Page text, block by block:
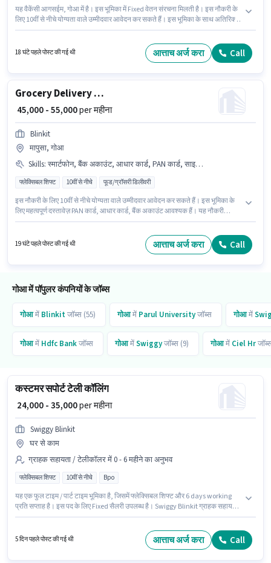
यह वैकेंसी आगसईम, गोआ में है। इस भूमिका में Fixed वेतन संरचना मिलती है। इस नौकरी के
लिए 10वीं से नीचे योग्यता वाले उम्मीदवार आवेदन कर सकते हैं। इस भूमिका के साथ अतिरिक्त
जैसी स्किल्स होनी चाहिए।
18 घंटे पहले पोस्ट की गई थी आत्ताच अर्ज करा Call
Grocery Delivery Boy
₹ 45,000 - 55,000per महीना
Blinkit
मापुसा, गोआ
Skills: स्मार्टफोन, बैंक अकाउंट, आधार कार्ड, PAN कार्ड, साइकिल, बाइक
फ्लेक्सिबल शिफ्ट 10वीं से नीचे फूड/ग्रॉसरी डिलीवरी
इस नौकरी के लिए 10वीं से नीचे योग्यता वाले उम्मीदवार आवेदन कर सकते हैं। इस भूमिका के
लिए महत्वपूर्ण दस्तावेज़ PAN कार्ड, आधार कार्ड, बैंक अकाउंट आवश्यक हैं। यह नौकरी
इस पद के लिए Fixed सैलरी उपलब्ध है।
19 घंटे पहले पोस्ट की गई थी आत्ताच अर्ज करा Call
गोआ में पॉपुलर कंपनियों के जॉब्स
गोआमें Blinkitजॉब्स (55) गोआमें Parul Universityजॉब्स गोआमें
गोआमें Hdfc Bankजॉब्स गोआमेंSwiggyजॉब्स (9) गोआमें Ciel Hr
कस्टमर सपोर्ट टेली कॉलिंग
₹ 24,000 - 35,000per महीना
Swiggy Blinkit
घर से काम
ग्राहक सहायता / टेलीकॉलर में 0 - 6 महीने का अनुभव
फ्लेक्सिबल शिफ्ट 10वीं से नीचे Bpo
यह एक फुल टाइम / पार्ट टाइम भूमिका है, जिसमें फ्लेक्सिबल शिफ्ट और 6 days working
प्रति सप्ताह है। इस पद के लिए Fixed सैलरी उपलब्ध है। Swiggy Blinkit ग्राहक सहायता
नीचे योग्यता वाले उम्मीदवार इस भूमिका के लिए उपयुक्त हैं।
5 दिन पहले पोस्ट की गई थी आत्ताच अर्ज करा Call